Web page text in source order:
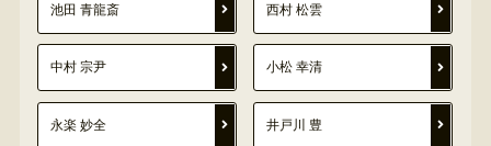
池田 青龍斎 西村 松雲
中村 宗尹 小松 幸清
永楽 妙全 井戸川 豊